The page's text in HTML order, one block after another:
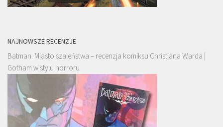
NAJNOWSZE RECENZJE
Batman. Miasto szaleństwa – recenzja komiksu Christiana Warda |
Gotham w stylu horroru